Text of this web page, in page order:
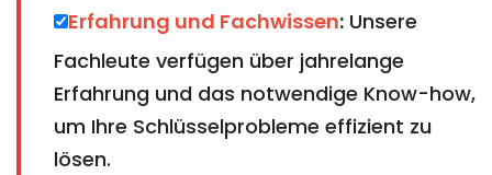
Erfahrung und Fachwissen: Unsere
Fachleute verfügen über jahrelange
Erfahrung und das notwendige Know-how,
um Ihre Schlüsselprobleme effizient zu
lösen.